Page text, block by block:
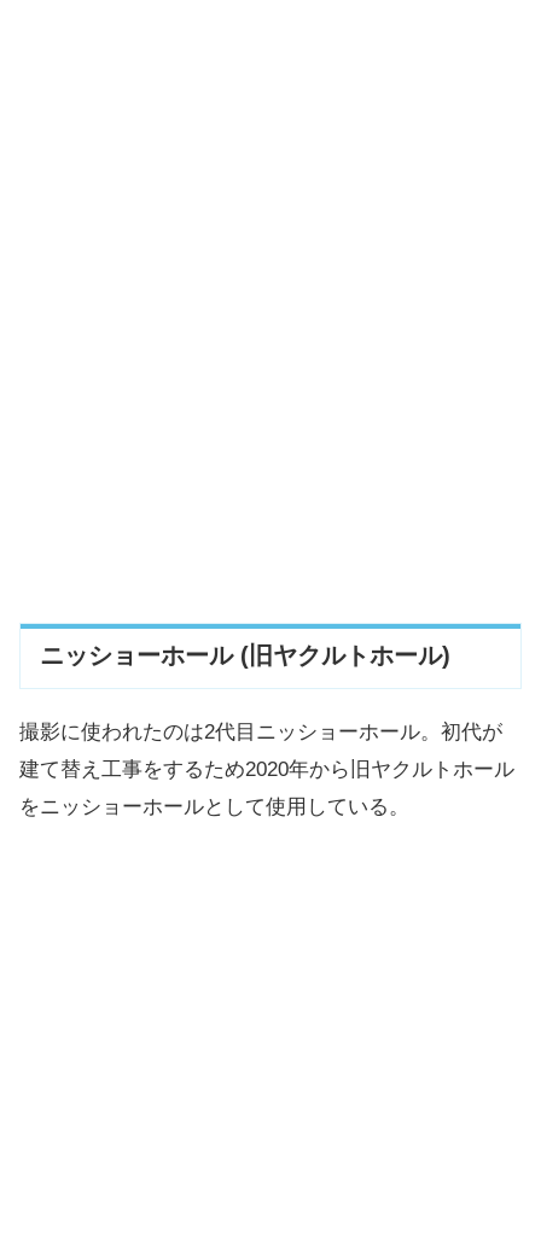
ニッショーホール (旧ヤクルトホール)
撮影に使われたのは2代目ニッショーホール。初代が
建て替え工事をするため2020年から旧ヤクルトホール
をニッショーホールとして使用している。